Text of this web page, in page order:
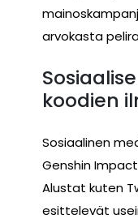
arvokasta
koodien
Sosiaalinen
Genshin
Alustat kuten
esittelevät